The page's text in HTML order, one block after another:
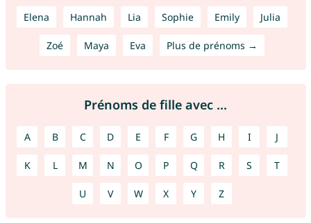
Elena Hannah Lia Sophie Emily Julia
Zoé Maya Eva Plus de prénoms →
Prénoms de fille avec ...
A B C D E F G H I J
K L M N O P Q R S T
U V W X Y Z